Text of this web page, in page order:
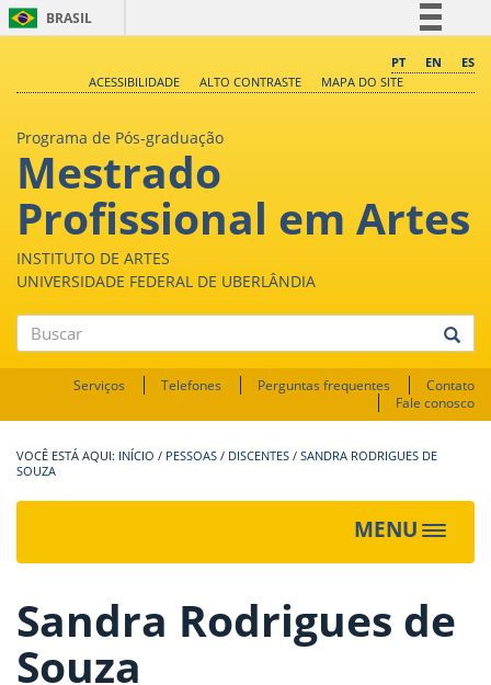
BRASIL
Comunica BR
Canais
PT EN
ES
ACESSIBILIDADE
ALTO CONTRASTE MAPA DO SITE
Programa de Pós-graduação
Mestrado
Profissional em Artes
INSTITUTO DE ARTES
UNIVERSIDADE FEDERAL DE UBERLÂNDIA
Buscar
Serviços Telefones Perguntas frequentes
Contato
Fale conosco
INÍCIO / PESSOAS / DISCENTES / SANDRA RODRIGUES DE
SOUZA
MENU
Toggle
Sandra Rodrigues de
Souza